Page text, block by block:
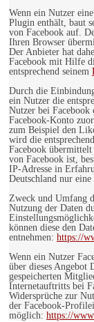
Wenn ein Nutzer
Plugin enthält, baut
von Facebook auf.
Ihren Browser
Der Anbieter hat
Facebook mit Hilfe
entsprechend seinem
Durch die
ein Nutzer die
Nutzer bei Facebook
Facebook-Konto
zum Beispiel den
wird die
Facebook
von Facebook ist,
IP-Adresse in
Deutschland nur
Zweck und Umfang
Nutzung der Daten
können diese den
entnehmen: https://
Wenn ein Nutzer
über dieses Angebot
gespeicherten
Internetauftritts bei
Widersprüche zur
der Facebook-
möglich: https://